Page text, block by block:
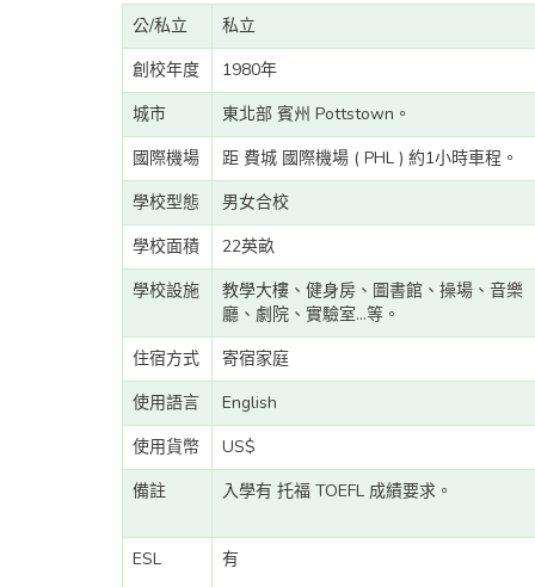
公/私立
私立
創校年度
1980年
城市
東北部 賓州 Pottstown。
國際機場
距 費城 國際機場 ( PHL ) 約1小時車程。
學校型態
男女合校
學校面積
22英畝
學校設施
教學大樓、健身房、圖書館、操場、音樂
廳、劇院、實驗室...等。
住宿方式
寄宿家庭
使用語言
English
使用貨幣
US$
備註
入學有 托福 TOEFL 成績要求。
ESL 有